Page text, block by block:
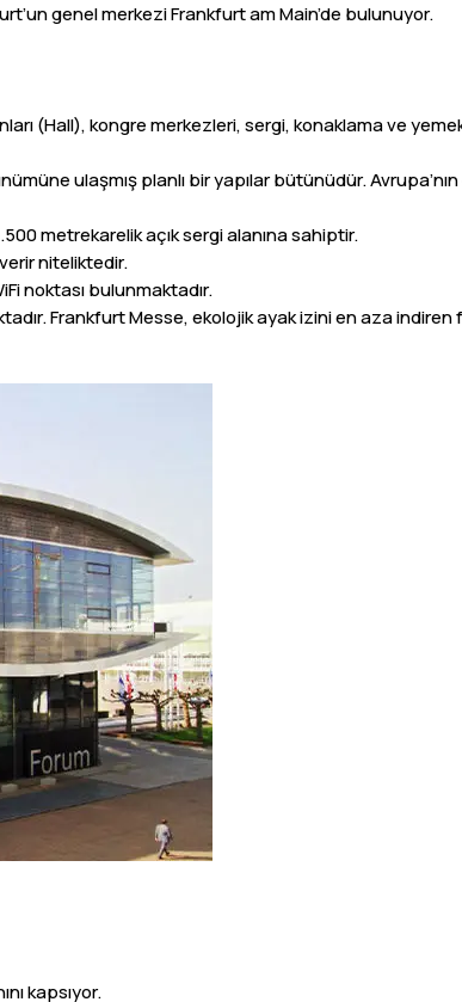
genel merkezi Frankfurt am Main’de bulunuyor.
(Hall), kongre merkezleri, sergi, konaklama ve
ulaşmış planlı bir yapılar bütünüdür.
metrekarelik açık sergi alanına sahiptir.
niteliktedir.
noktası bulunmaktadır.
Frankfurt Messe, ekolojik ayak izini en aza
kapsıyor.